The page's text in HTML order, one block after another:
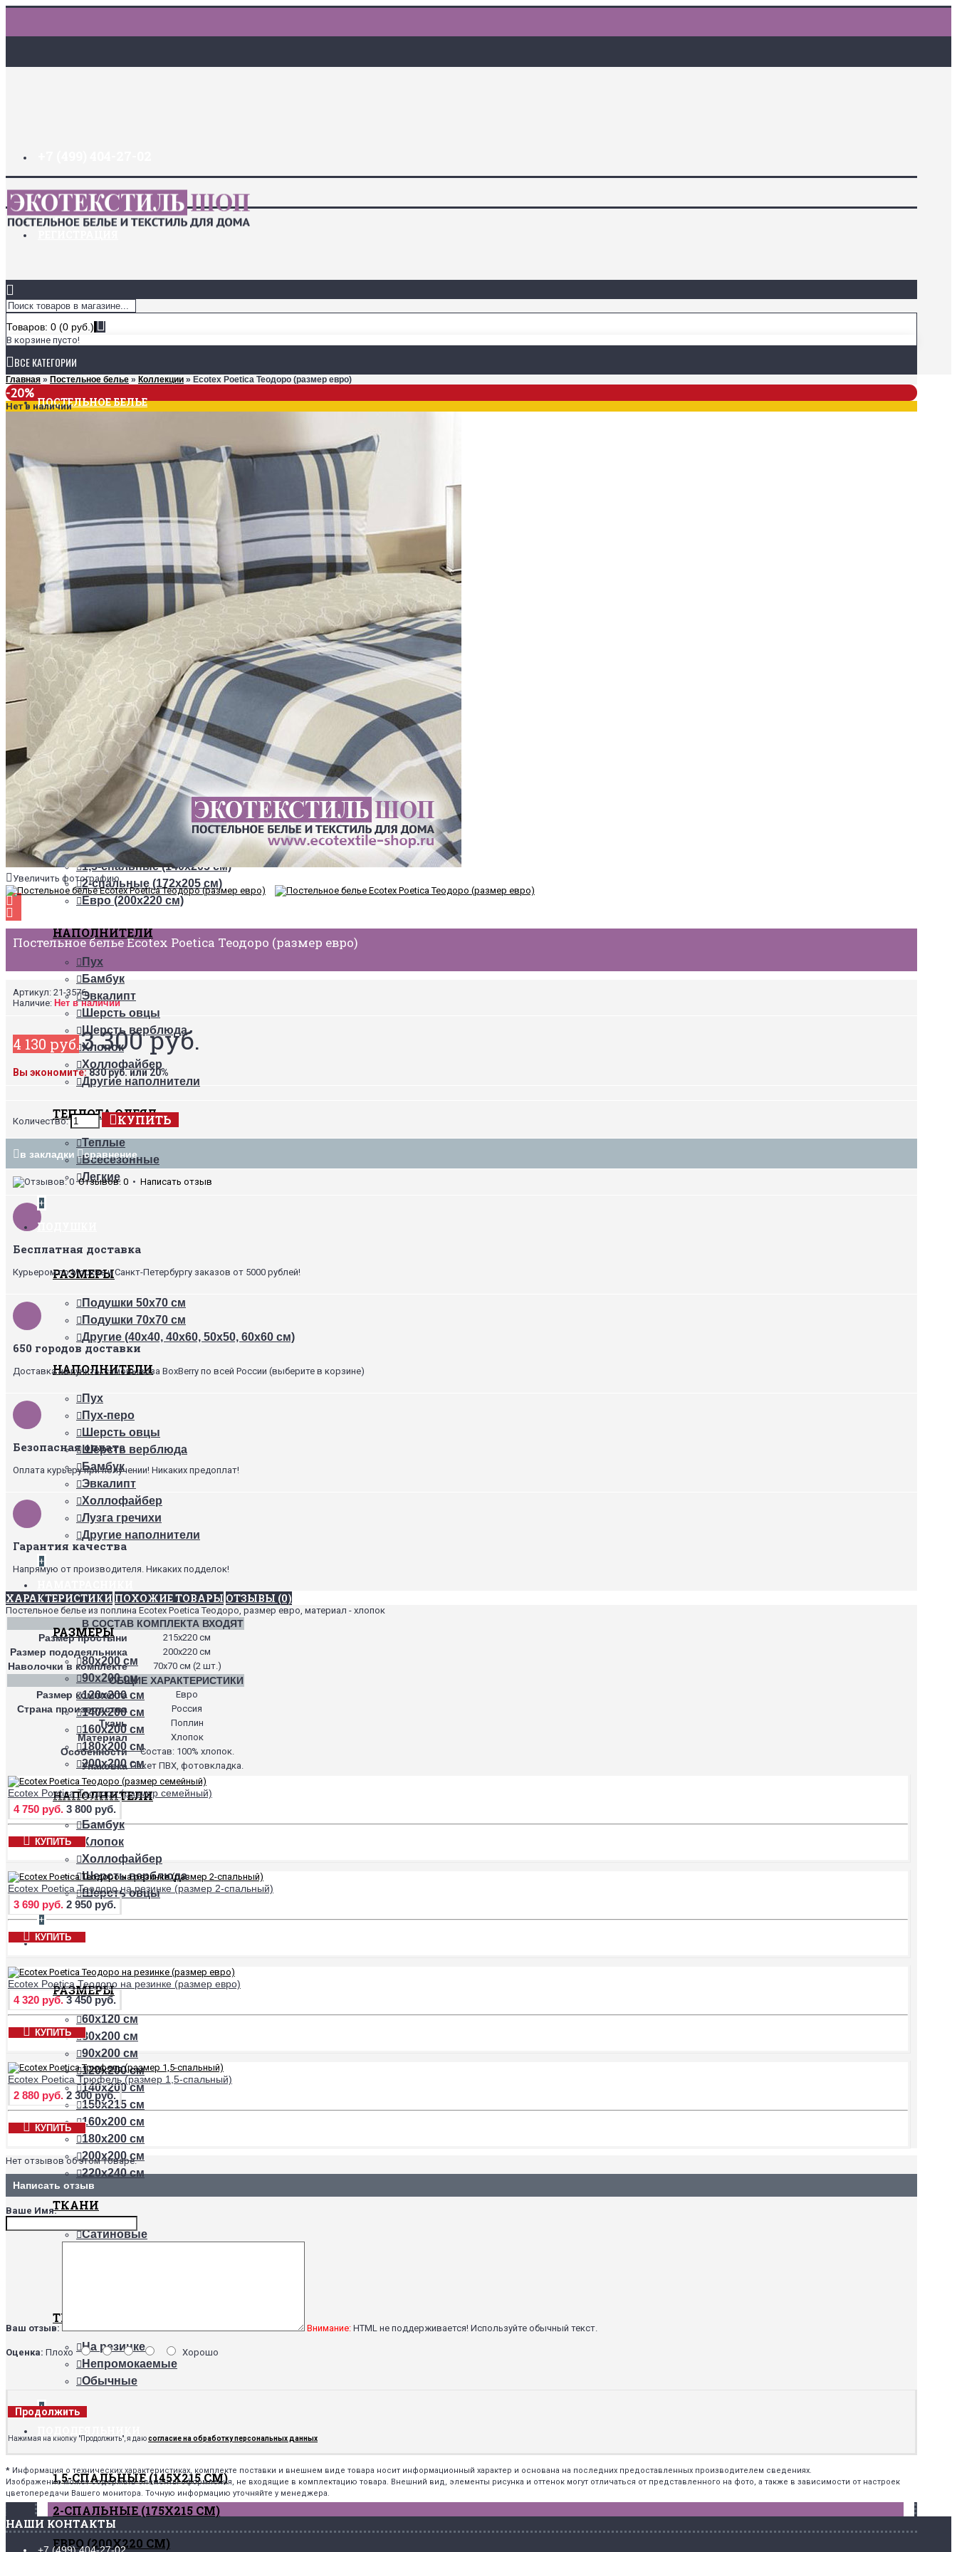
ДОСТАВКА И ОПЛАТА
ЗАКЛАДКИ (0)
ЛОГИН
Товаров: 0 (0 руб.)
В корзине пусто!
ВСЕ КАТЕГОРИИ
ПОСТЕЛЬНОЕ БЕЛЬЕ
Ecotex Estetica
Ecotex Harmonica
Ecotex Monospace
РАЗМЕРЫ
1,5-спальное
2-спальное
Семейное
ТКАНИ
Из сатина
Из сатин-жаккарда
ПОСТЕЛЬНОЕ БЕЛЬЕ НА РЕЗИНКЕ
ОДЕЯЛА
РАЗМЕРЫ
1,5-спальные (140х205 см)
2-спальные (172х205 см)
Евро (200х220 см)
НАПОЛНИТЕЛИ
Пух
Бамбук
Эвкалипт
Шерсть овцы
Шерсть верблюда
Хлопок
Холлофайбер
Другие наполнители
ТЕПЛОТА ОДЕЯЛ
Теплые
Всесезонные
Легкие
+
ПОДУШКИ
РАЗМЕРЫ
Подушки 50х70 см
Подушки 70х70 см
Другие (40х40, 40х60, 50х50, 60х60 см)
НАПОЛНИТЕЛИ
Пух
Пух-перо
Шерсть овцы
Шерсть верблюда
Бамбук
Эвкалипт
Холлофайбер
Лузга гречихи
Другие наполнители
+
РАЗМЕРЫ
80х200 см
90х200 см
120х200 см
140х200 см
160х200 см
180х200 см
200х200 см
НАПОЛНИТЕЛИ
Бамбук
Хлопок
Холлофайбер
Шерсть верблюда
Шерсть овцы
+
ПРОСТЫНИ
РАЗМЕРЫ
60х120 см
80х200 см
90х200 см
120х200 см
140х200 см
150х215 см
160х200 см
180х200 см
200х200 см
220х240 см
ТКАНИ
Сатиновые
ТИПЫ
На резинке
Непромокаемые
Обычные
+
1,5-СПАЛЬНЫЕ (145Х215 СМ)
2-СПАЛЬНЫЕ (175Х215 СМ)
ЕВРО (200Х220 СМ)
Главная » Постельное белье » Коллекции » Ecotex Poetica Теодоро (размер евро)
-20%
Нет в наличии
Увеличить фотографию
Постельное белье Ecotex Poetica Теодоро (размер евро)
Артикул: 21-3576
Наличие: Нет в наличии
4 130 руб.3 300 руб.
Вы экономите:830 руб. или 20%
Количество: КУПИТЬ
в закладки сравнение
Отзывов: 0 • Написать отзыв
Бесплатная доставка
Курьером по Москве и Санкт-Петербургу заказов от 5000 рублей!
650 городов доставки
Доставка на пункты самовывоза BoxBerry по всей России (выберите в корзине)
Безопасная оплата
Оплата курьеру при получении! Никаких предоплат!
Гарантия качества
Напрямую от производителя. Никаких подделок!
ХАРАКТЕРИСТИКИ ПОХОЖИЕ ТОВАРЫ ОТЗЫВЫ (0)
Постельное белье из поплина Ecotex Poetica Теодоро, размер евро, материал - хлопок
В СОСТАВ КОМПЛЕКТА ВХОДЯТ
Размер простыни
215х220 см
Размер пододеяльника 200х220 см
Наволочки в комплекте 70х70 см (2 шт.)
ОБЩИЕ ХАРАКТЕРИСТИКИ
Размер комплекта
Евро
Страна производства Россия
Ткань Поплин
Материал Хлопок
Особенности Состав: 100% хлопок.
Упаковка Пакет ПВХ, фотовкладка.
Ecotex Poetica Теодоро (размер семейный)
4 750 руб. 3 800 руб.
КУПИТЬ
Ecotex Poetica Теодоро на резинке (размер 2-спальный)
3 690 руб. 2 950 руб.
КУПИТЬ
Ecotex Poetica Теодоро на резинке (размер евро)
4 320 руб. 3 450 руб.
КУПИТЬ
Ecotex Poetica Трюфель (размер 1,5-спальный)
2 880 руб. 2 300 руб.
КУПИТЬ
Нет отзывов об этом товаре.
Написать отзыв
Ваше Имя:
Ваш отзыв: Внимание: HTML не поддерживается! Используйте обычный текст.
Оценка: Плохо Хорошо
Продолжить
Нажимая на кнопку "Продолжить", я даюсогласие на обработку персональных данных
* Информация о технических характеристиках, комплекте поставки и внешнем виде товара носит информационный характер и основана на последних предоставленных производителем сведениях.
Изображение может содержать элементы оформления, не входящие в комплектацию товара. Внешний вид, элементы рисунка и оттенок могут отличаться от представленного на фото, а также в зависимости от настроек
цветопередачи Вашего монитора. Точную информацию уточняйте у менеджера.
НАШИ КОНТАКТЫ